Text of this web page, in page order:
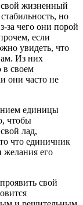
свой жизненный
но
за чего они порой
если
увидеть, что
Из них
в своем
они часто не
единицы
чтобы
лад,
что единичник
желания его
свой